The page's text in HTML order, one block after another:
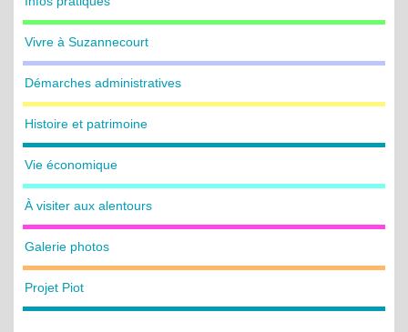
Vivre à Suzannecourt
Démarches administratives
Histoire et patrimoine
Vie économique
À visiter aux alentours
Galerie photos
Projet Piot